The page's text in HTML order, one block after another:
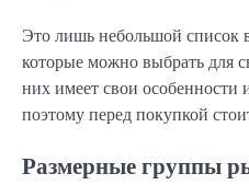
Это лишь небольшой список
которые можно выбрать для
них имеет свои особенности
поэтому перед покупкой
Размерные группы